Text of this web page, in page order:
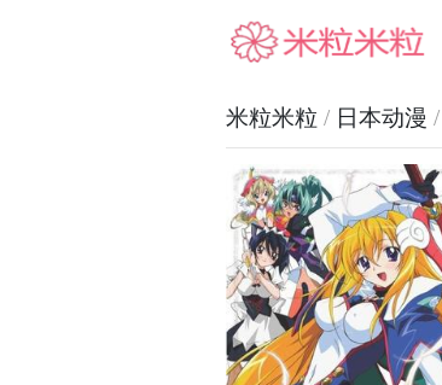
米粒米粒
米粒米粒 / 日本动漫 /